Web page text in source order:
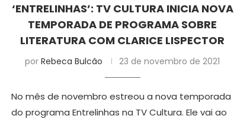
‘ENTRELINHAS’: TV CULTURA INICIA NOVA
TEMPORADA DE PROGRAMA SOBRE
LITERATURA COM CLARICE LISPECTOR
porRebeca Bulcão 23 de novembro de 2021
No mês de novembro estreou a nova temporada
do programa Entrelinhas na TV Cultura. Ele vai ao